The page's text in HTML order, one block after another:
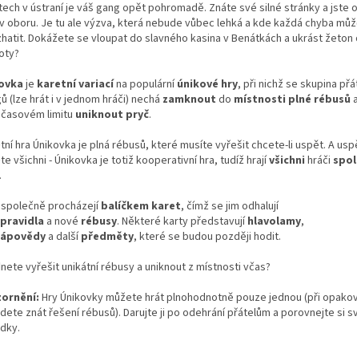
v ústraní je váš gang opět pohromadě. Znáte své silné stránky a jste
oboru. Je tu ale výzva, která nebude vůbec lehká a kde každá chyba
Dokážete se vloupat do slavného kasina v Benátkách a ukrást
je karetní variacína populární únikové hry, při nichž se skupina
(lze hrát i v jednom hráči) nechá zamknout do místnosti plné rébusů
limitu uniknout pryč.
hra Únikovka je plná rébusů, které musíte vyřešit chcete-li uspět. A
všichni - Únikovka je totiž kooperativní hra, tudíž hrajívšichni hráči
procházejí balíčkem karet, čímž se jim odhalují
pravidla a nové rébusy. Některé karty představujíhlavolamy,
a další předměty, které se budou později hodit.
vyřešit unikátní rébusy a uniknout z místnosti včas?
Hry Únikovky můžete hrát plnohodnotně pouze jednou (při
znát řešení rébusů). Darujte ji po odehrání přátelům a porovnejte si